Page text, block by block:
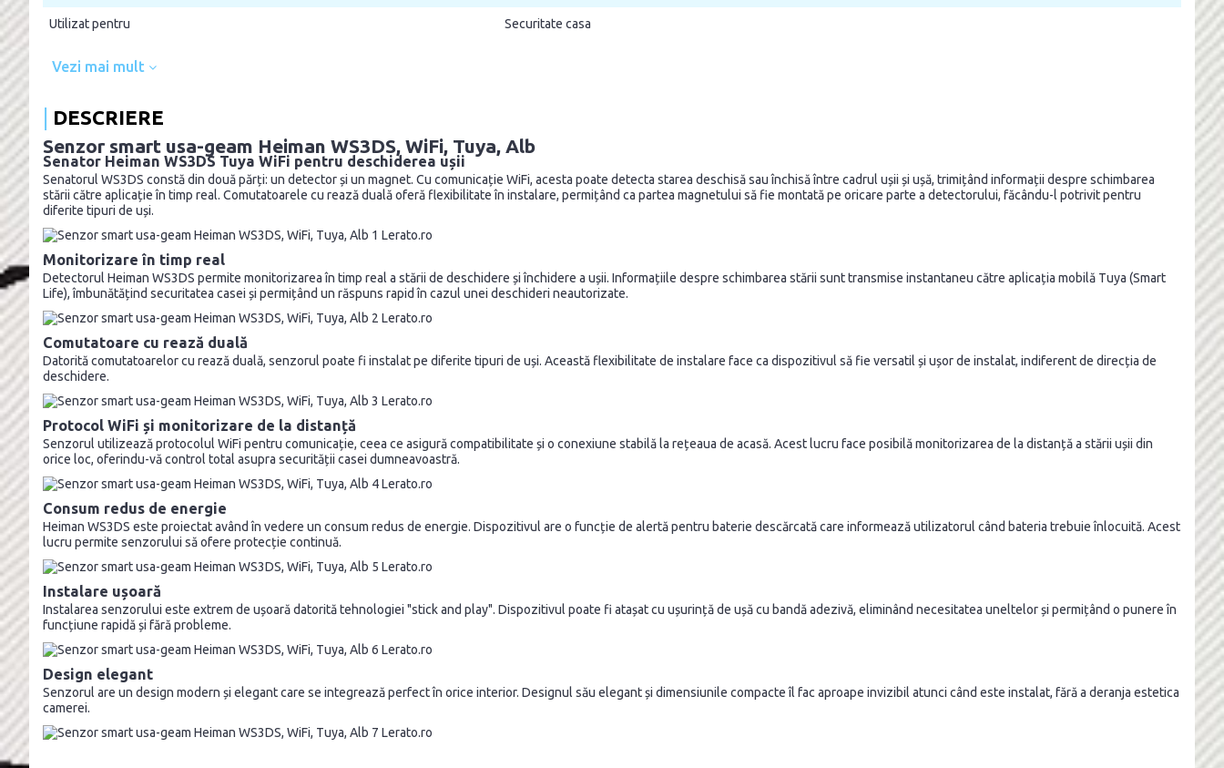
Utilizat pentru Securitate casa
Vezi mai mult
DESCRIERE
Senzor smart usa-geam Heiman WS3DS, WiFi, Tuya, Alb
Senator Heiman WS3DS Tuya WiFi pentru deschiderea ușii
Senatorul WS3DS constă din două părți: un detector și un magnet. Cu comunicație WiFi, acesta poate detecta starea deschisă sau închisă între cadrul ușii și ușă, trimițând informații despre schimbarea
stării către aplicație în timp real. Comutatoarele cu rează duală oferă flexibilitate în instalare, permițând ca partea magnetului să fie montată pe oricare parte a detectorului, făcându-l potrivit pentru
diferite tipuri de uși.
Monitorizare în timp real
Detectorul Heiman WS3DS permite monitorizarea în timp real a stării de deschidere și închidere a ușii. Informațiile despre schimbarea stării sunt transmise instantaneu către aplicația mobilă Tuya (Smart
Life), îmbunătățind securitatea casei și permițând un răspuns rapid în cazul unei deschideri neautorizate.
Comutatoare cu rează duală
Datorită comutatoarelor cu rează duală, senzorul poate fi instalat pe diferite tipuri de uși. Această flexibilitate de instalare face ca dispozitivul să fie versatil și ușor de instalat, indiferent de direcția de
deschidere.
Protocol WiFi și monitorizare de la distanță
Senzorul utilizează protocolul WiFi pentru comunicație, ceea ce asigură compatibilitate și o conexiune stabilă la rețeaua de acasă. Acest lucru face posibilă monitorizarea de la distanță a stării ușii din
orice loc, oferindu-vă control total asupra securității casei dumneavoastră.
Consum redus de energie
Heiman WS3DS este proiectat având în vedere un consum redus de energie. Dispozitivul are o funcție de alertă pentru baterie descărcată care informează utilizatorul când bateria trebuie înlocuită. Acest
lucru permite senzorului să ofere protecție continuă.
Instalare ușoară
Instalarea senzorului este extrem de ușoară datorită tehnologiei "stick and play". Dispozitivul poate fi atașat cu ușurință de ușă cu bandă adezivă, eliminând necesitatea uneltelor și permițând o punere în
funcțiune rapidă și fără probleme.
Design elegant
Senzorul are un design modern și elegant care se integrează perfect în orice interior. Designul său elegant și dimensiunile compacte îl fac aproape invizibil atunci când este instalat, fără a deranja estetica
camerei.